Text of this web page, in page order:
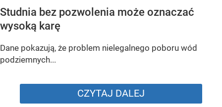
Studnia bez pozwolenia może oznaczać
wysoką karę
Dane pokazują, że problem nielegalnego poboru wód
podziemnych...
CZYTAJ DALEJ